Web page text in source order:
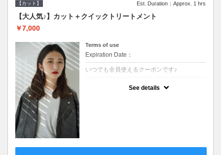
【カット】 Est. Duration：Approx. 1 hrs
【大人気♪】カット＋クイックトリートメント
￥7,000
Terms of use
Expiration Date：
いつでも全員使えるクーポンです♪
See details